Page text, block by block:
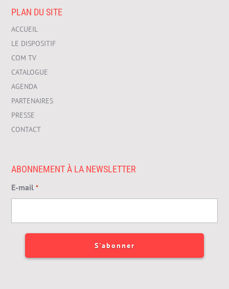
PLAN DU SITE
ACCUEIL
LE DISPOSITIF
COM TV
CATALOGUE
AGENDA
PARTENAIRES
PRESSE
CONTACT
ABONNEMENT À LA NEWSLETTER
E-mail *